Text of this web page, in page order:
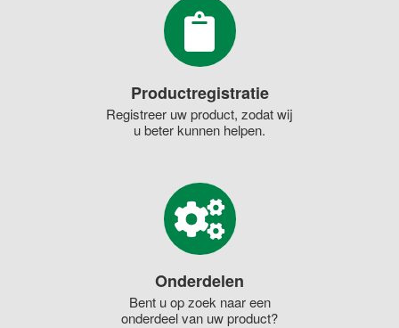
Productregistratie
Registreer uw product, zodat wij
u beter kunnen helpen.
Onderdelen
Bent u op zoek naar een
onderdeel van uw product?